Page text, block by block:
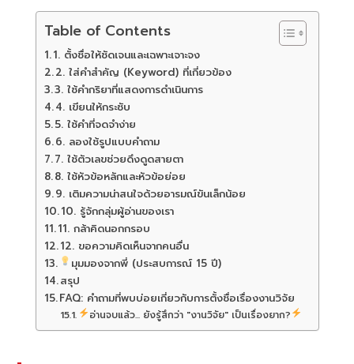
Table of Contents
1. ตั้งชื่อให้ชัดเจนและเฉพาะเจาะจง
2. ใส่คำสำคัญ (Keyword) ที่เกี่ยวข้อง
3. ใช้คำกริยาที่แสดงการดำเนินการ
4. เขียนให้กระชับ
5. ใช้คำที่จดจำง่าย
6. ลองใช้รูปแบบคำถาม
7. ใช้ตัวเลขช่วยดึงดูดสายตา
8. ใช้หัวข้อหลักและหัวข้อย่อย
9. เติมความน่าสนใจด้วยอารมณ์ขันเล็กน้อย
10. รู้จักกลุ่มผู้อ่านของเรา
11. กล้าคิดนอกกรอบ
12. ขอความคิดเห็นจากคนอื่น
มุมมองจากพี่ (ประสบการณ์ 15 ปี)
สรุป
FAQ: คำถามที่พบบ่อยเกี่ยวกับการตั้งชื่อเรื่องงานวิจัย
อ่านจบแล้ว... ยังรู้สึกว่า "งานวิจัย" เป็นเรื่องยาก?